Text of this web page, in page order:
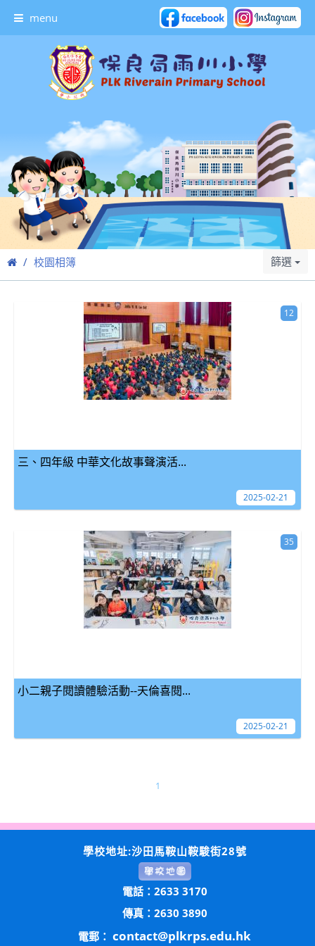
menu
校園相簿 篩選
三、四年級 中華文化故事聲演活...
12
2025-02-21
小二親子閱讀體驗活動--天倫喜閱...
35
2025-02-21
1
學校地址:沙田馬鞍山鞍駿街28號
電話：2633 3170
傳真：2630 3890
電郵： contact@plkrps.edu.hk